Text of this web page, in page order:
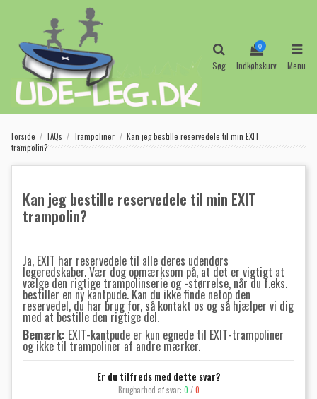
Søg
0
Indkøbskurv Menu
Forside FAQs Trampoliner
Kan jeg bestille reservedele til min EXIT
trampolin?
Kan jeg bestille reservedele til min EXIT
trampolin?
Ja, EXIT har reservedele til alle deres udendørs
legeredskaber. Vær dog opmærksom på, at det er vigtigt at
vælge den rigtige trampolinserie og -størrelse, når du f.eks.
bestiller en ny kantpude. Kan du ikke finde netop den
reservedel, du har brug for, så kontakt os og så hjælper vi dig
med at bestille den rigtige del.
Bemærk: EXIT-kantpude er kun egnede til EXIT-trampoliner
og ikke til trampoliner af andre mærker.
Er du tilfreds med dette svar?
Brugbarhed af svar: 0 /0